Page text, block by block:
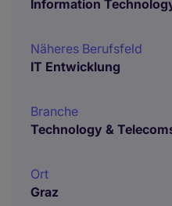
Information
Näheres Berufsfeld
IT Entwicklung
Branche
Technology &
Ort
Graz